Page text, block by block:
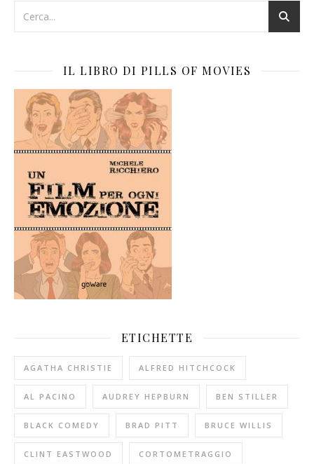
IL LIBRO DI PILLS OF MOVIES
ETICHETTE
AGATHA CHRISTIE ALFRED HITCHCOCK
AL PACINO AUDREY HEPBURN BEN STILLER
BLACK COMEDY BRAD PITT BRUCE WILLIS
CLINT EASTWOOD CORTOMETRAGGIO